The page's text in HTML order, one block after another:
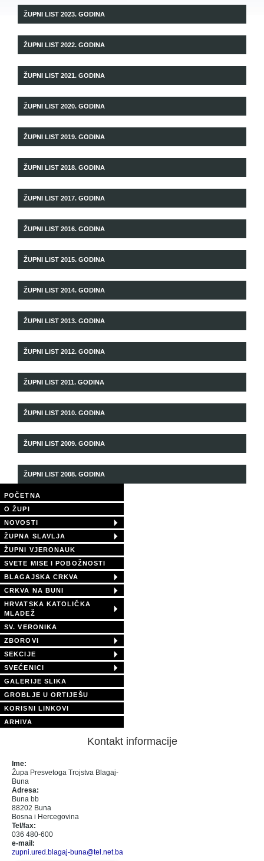
ŽUPNI LIST 2023. GODINA
ŽUPNI LIST 2022. GODINA
ŽUPNI LIST 2021. GODINA
ŽUPNI LIST 2020. GODINA
ŽUPNI LIST 2019. GODINA
ŽUPNI LIST 2018. GODINA
ŽUPNI LIST 2017. GODINA
ŽUPNI LIST 2016. GODINA
ŽUPNI LIST 2015. GODINA
ŽUPNI LIST 2014. GODINA
ŽUPNI LIST 2013. GODINA
ŽUPNI LIST 2012. GODINA
ŽUPNI LIST 2011. GODINA
ŽUPNI LIST 2010. GODINA
ŽUPNI LIST 2009. GODINA
ŽUPNI LIST 2008. GODINA
POČETNA
O ŽUPI
NOVOSTI
ŽUPNA SLAVLJA
ŽUPNI VJERONAUK
SVETE MISE I POBOŽNOSTI
BLAGAJSKA CRKVA
CRKVA NA BUNI
HRVATSKA KATOLIČKA
MLADEŽ
SV. VERONIKA
ZBOROVI
SEKCIJE
SVEĆENICI
GALERIJE SLIKA
GROBLJE U ORTIJEŠU
KORISNI LINKOVI
ARHIVA
Kontakt informacije
Ime:
Župa Presvetoga Trojstva Blagaj-
Buna
Adresa:
Buna bb
88202 Buna
Bosna i Hercegovina
Tel/fax:
036 480-600
e-mail:
zupni.ured.blagaj-buna@tel.net.ba